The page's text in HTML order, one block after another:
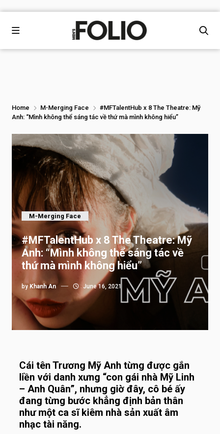
Home M-Merging Face
#MFTalentHub x 8 The Theatre: Mỹ
Anh: “Mình không thể sáng tác về thứ mà mình không hiểu”
M-Merging Face
#MFTalentHub x 8 The Theatre: Mỹ
Anh: “Mình không thể sáng tác về
thứ mà mình không hiểu”
byKhanh An June 16, 2021
Cái tên Trương Mỹ Anh từng được gắn
liền với danh xưng “con gái nhà Mỹ Linh
– Anh Quân”, nhưng giờ đây, cô bé ấy
đang từng bước khẳng định bản thân
như một ca sĩ kiêm nhà sản xuất âm
nhạc tài năng.